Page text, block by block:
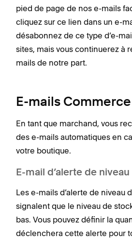
pied de page de nos e-mails
cliquez sur ce lien dans un e-
désabonnez de ce type d’e-
sites, mais vous continuerez à
mails de notre part.
E-mails Commerce
En tant que marchand, vous
des e-mails automatiques en
votre boutique.
E-mail d’alerte de
Les e-mails d’alerte de niveau
signalent que le niveau de
bas. Vous pouvez définir la
déclenchera cette alerte pour